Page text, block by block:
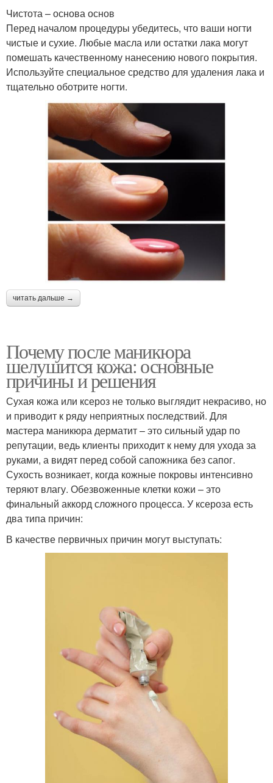
Чистота – основа основ
Перед началом процедуры убедитесь, что ваши ногти
чистые и сухие. Любые масла или остатки лака могут
помешать качественному нанесению нового покрытия.
Используйте специальное средство для удаления лака и
тщательно оботрите ногти.
читать дальше →
Почему после маникюра
шелушится кожа: основные
причины и решения
Сухая кожа или ксероз не только выглядит некрасиво, но
и приводит к ряду неприятных последствий. Для
мастера маникюра дерматит – это сильный удар по
репутации, ведь клиенты приходит к нему для ухода за
руками, а видят перед собой сапожника без сапог.
Сухость возникает, когда кожные покровы интенсивно
теряют влагу. Обезвоженные клетки кожи – это
финальный аккорд сложного процесса. У ксероза есть
два типа причин:
В качестве первичных причин могут выступать: